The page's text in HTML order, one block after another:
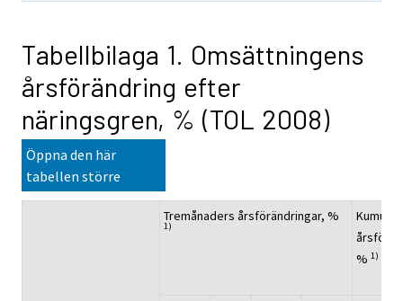
Tabellbilaga 1. Omsättningens
årsförändring efter
näringsgren, % (TOL 2008)
Öppna den här
tabellen större
Tremånaders årsförändringar, %
1)
% 1)